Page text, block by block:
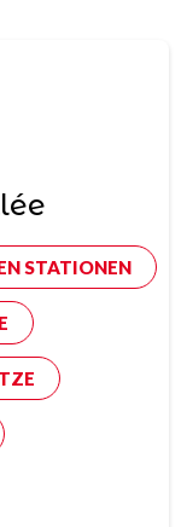
STATIONEN